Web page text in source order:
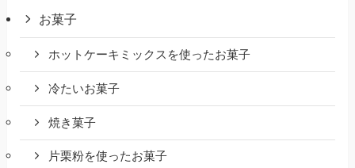
お菓子
ホットケーキミックスを使ったお菓子
冷たいお菓子
焼き菓子
片栗粉を使ったお菓子